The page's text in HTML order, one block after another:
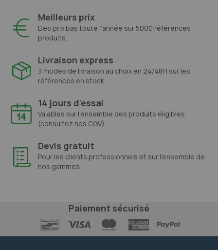
Meilleurs prix
Des prix bas toute l'année sur 5000 références
produits.
Livraison express
3 modes de livraison au choix en 24/48H sur les
références en stock.
14 jours d'essai
Valables sur l'ensemble des produits éligibles
(consultez nos CGV).
Devis gratuit
Pour les clients professionnels et sur l'ensemble de
nos gammes.
Paiement sécurisé